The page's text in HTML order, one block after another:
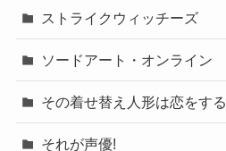
ストライクウィッチーズ
ソードアート・オンライン
その着せ替え人形は恋をする
それが声優!